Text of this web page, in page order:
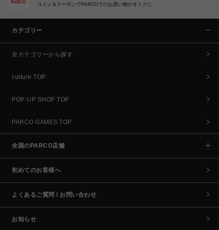
コイン＆クーポンでPARCOでのお買い物がオトクに
カテゴリー
全カテゴリーから探す
culture TOP
POP-UP SHOP TOP
PARCO GAMES TOP
全国のPARCO店舗
初めてのお客様へ
よくあるご質問 / お問い合わせ
お知らせ